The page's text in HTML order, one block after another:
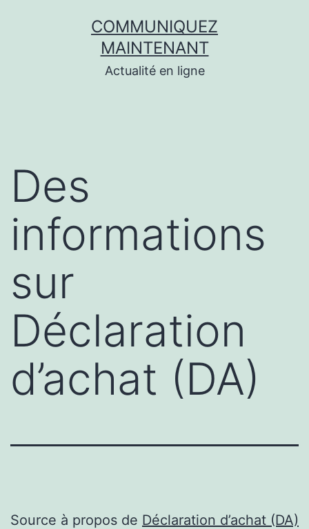
COMMUNIQUEZ
MAINTENANT
Actualité en ligne
Des
informations
sur
Déclaration
d’achat (DA)
Source à propos de Déclaration d’achat (DA)